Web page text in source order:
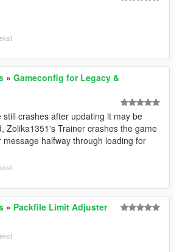
» Gameconfig for Legacy &
still crashes after updating it may be
Zolika1351's Trainer crashes the game
message halfway through loading for
» Packfile Limit Adjuster